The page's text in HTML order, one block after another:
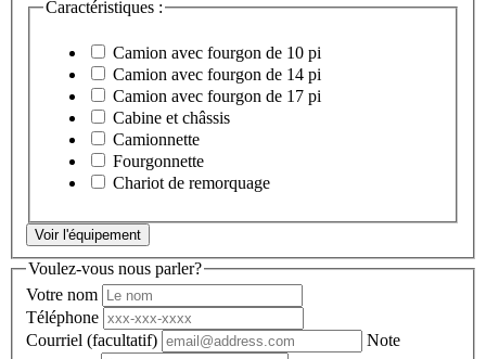
Caractéristiques :
Camion avec fourgon de 10 pi
Camion avec fourgon de 14 pi
Camion avec fourgon de 17 pi
Cabine et châssis
Camionnette
Fourgonnette
Chariot de remorquage
Voir l'équipement
Voulez-vous nous parler?
Votre nom
Téléphone
Courriel (facultatif) Note